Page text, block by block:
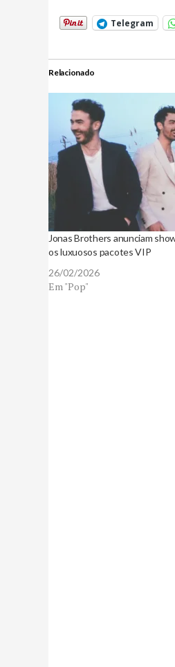
Telegram
Relacionado
Jonas Brothers anunciam
os luxuosos pacotes VIP
26/02/2026
Em "Pop"